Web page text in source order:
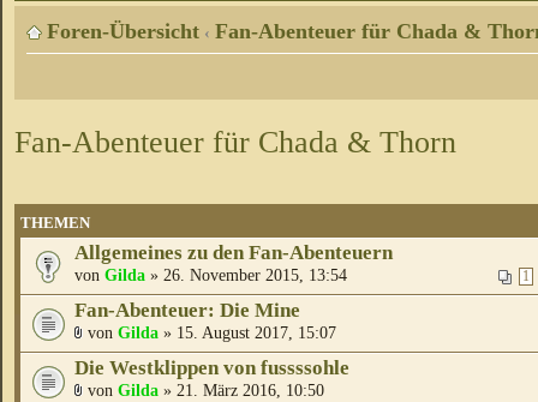
Foren-Übersicht ‹ Fan-Abenteuer für Chada &
Fan-Abenteuer für Chada & Thorn
THEMEN
Allgemeines zu den Fan-Abenteuern
1
von Gilda » 26. November 2015, 13:54
Fan-Abenteuer: Die Mine
von Gilda » 15. August 2017, 15:07
Die Westklippen von fussssohle
von Gilda » 21. März 2016, 10:50